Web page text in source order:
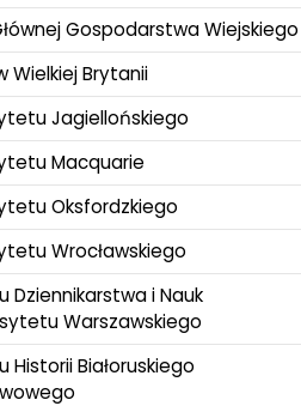
Gospodarstwa Wiejskiego
Wielkiej Brytanii
Jagiellońskiego
Macquarie
Oksfordzkiego
Wrocławskiego
Dziennikarstwa i Nauk
Warszawskiego
Historii Białoruskiego